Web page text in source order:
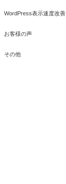
WordPress表示速度改善
お客様の声
その他